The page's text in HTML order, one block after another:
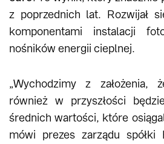
z poprzednich lat. Rozwijał
komponentami instalacji
nośników energii cieplnej.
„Wychodzimy z założenia,
również w przyszłości
średnich wartości, które
mówi prezes zarządu spółki